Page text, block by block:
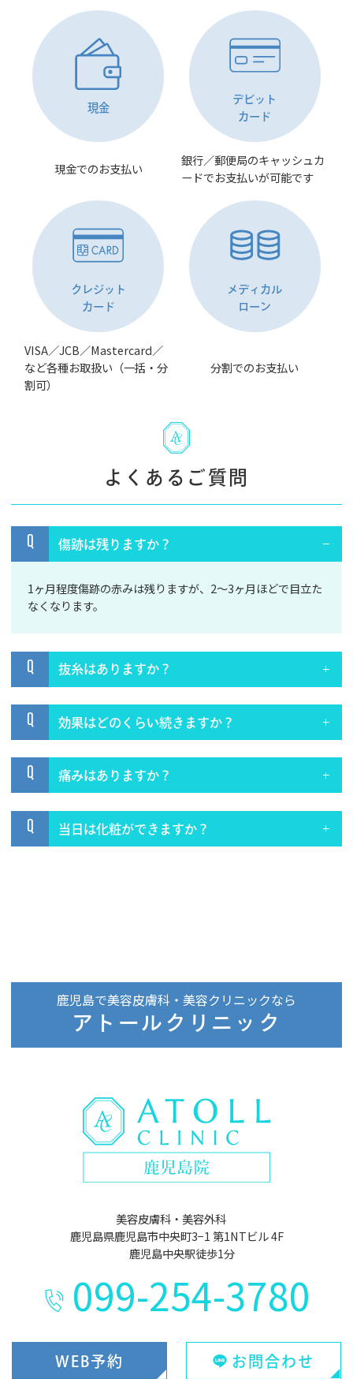
現金
現金でのお支払い
デビット
カード
銀行／郵便局のキャッシュカ
ードでお支払いが可能です
クレジット
カード
VISA／JCB／Mastercard／
など各種お取扱い（一括・分
割可）
メディカル
ローン
分割でのお支払い
よくあるご質問
Q 傷跡は残りますか？
1ヶ月程度傷跡の赤みは残りますが、2～3ヶ月ほどで目立た
なくなります。
Q 抜糸はありますか？
Q 効果はどのくらい続きますか？
Q 痛みはありますか？
Q 当日は化粧ができますか？
鹿児島で美容皮膚科・美容クリニックなら
アトールクリニック
美容皮膚科・美容外科
鹿児島県鹿児島市中央町3−1 第1NTビル 4F
鹿児島中央駅徒歩1分
099-254-3780
WEB予約 お問合わせ